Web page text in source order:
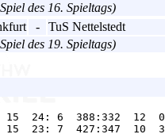
des 16. Spieltags)
-
TuS Nettelstedt
des 19. Spieltags)
24: 6  388:332  12